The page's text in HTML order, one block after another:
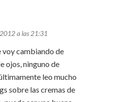
a las 21:31
voy cambiando de
ojos, ninguno de
leo mucho
sobre las cremas de